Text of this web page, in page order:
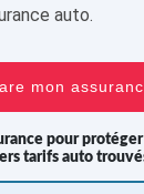
auto.
mon
tarifs auto